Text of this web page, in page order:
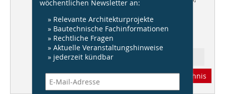
Lausanne/CH
Behnisch Architekten, Stuttgart
Im Interview: David Chipperfield
Ressort: Baupraxis Büro
Abonnement Inhaltsverzeichnis
wöchentlichen Newsletter an:
» Relevante Architekturprojekte
» Bautechnische Fachinformationen
» Rechtliche Fragen
» Aktuelle Veranstaltungshinweise
» jederzeit kündbar